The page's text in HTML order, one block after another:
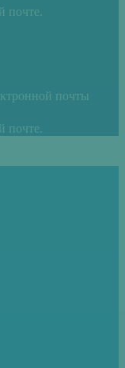
почте.
почты
почте.